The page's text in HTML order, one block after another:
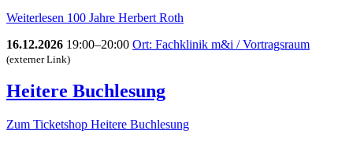
Weiterlesen 100 Jahre Herbert Roth
16.12.2026 19:00–20:00 Ort: Fachklinik m&i / Vortragsraum
(externer Link)
Heitere Buchlesung
Zum Ticketshop Heitere Buchlesung